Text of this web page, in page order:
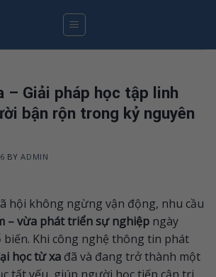
– Giải pháp học tập linh
bận rộn trong kỷ nguyên
BYADMIN
hội không ngừng vận động, nhu cầu
– vừa phát triển sự nghiệp ngày
Khi công nghệ thông tin phát
học từ xa đã và đang trở thành một